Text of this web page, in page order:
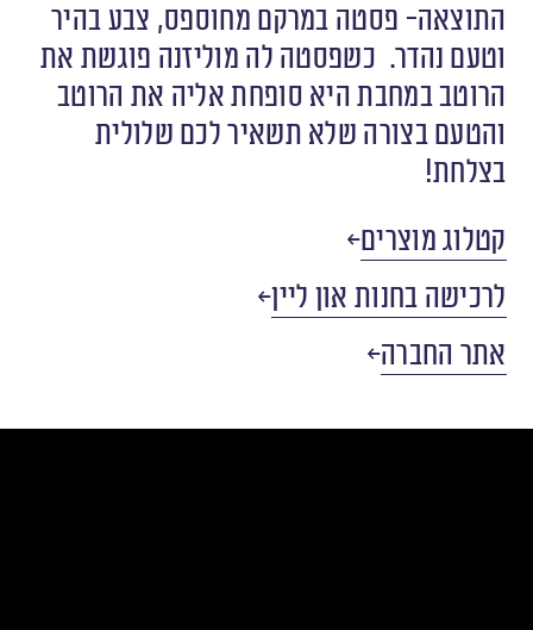
התוצאה- פסטה במרקם מחוספס, צבע בהיר
וטעם נהדר. כשפסטה לה מוליזנה פוגשת את
הרוטב במחבת היא סופחת אליה את הרוטב
והטעם בצורה שלא תשאיר לכם שלולית
בצלחת!
קטלוג מוצרים
לרכישה בחנות און ליין
אתר החברה